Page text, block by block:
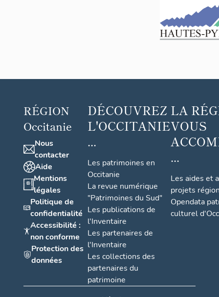
RÉGION
Occitanie
Nous
contacter
Aide
Mentions
légales
Politique de
confidentialité
Accessibilité :
non conforme
Protection des
données
DÉCOUVREZ
L'OCCITANIE
...
Les patrimoines en
Occitanie
La revue numérique
"Patrimoines du Sud"
Les publications de
l'Inventaire
Les partenaires de
l'Inventaire
Les collections des
partenaires du
patrimoine
LA
VOUS
...
Les aides et
projets
Opendata
culturel